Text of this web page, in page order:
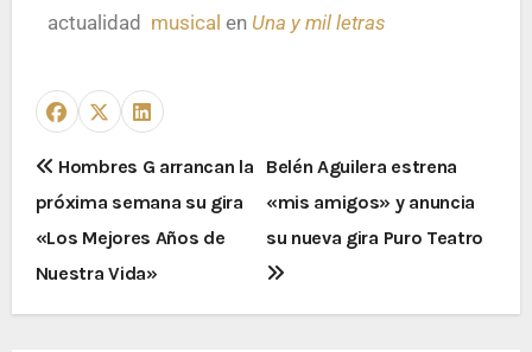
actualidad musical en Una y mil letras
Hombres G arrancan la
próxima semana su gira
«Los Mejores Años de
Nuestra Vida»
Belén Aguilera estrena
«mis amigos» y anuncia
su nueva gira Puro Teatro